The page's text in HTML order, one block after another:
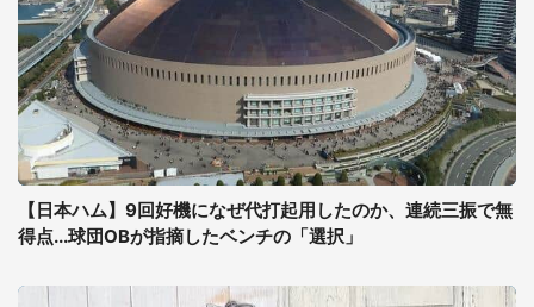
【日本ハム】9回好機になぜ代打起用したのか、連続三振で無
得点...球団OBが指摘したベンチの「選択」